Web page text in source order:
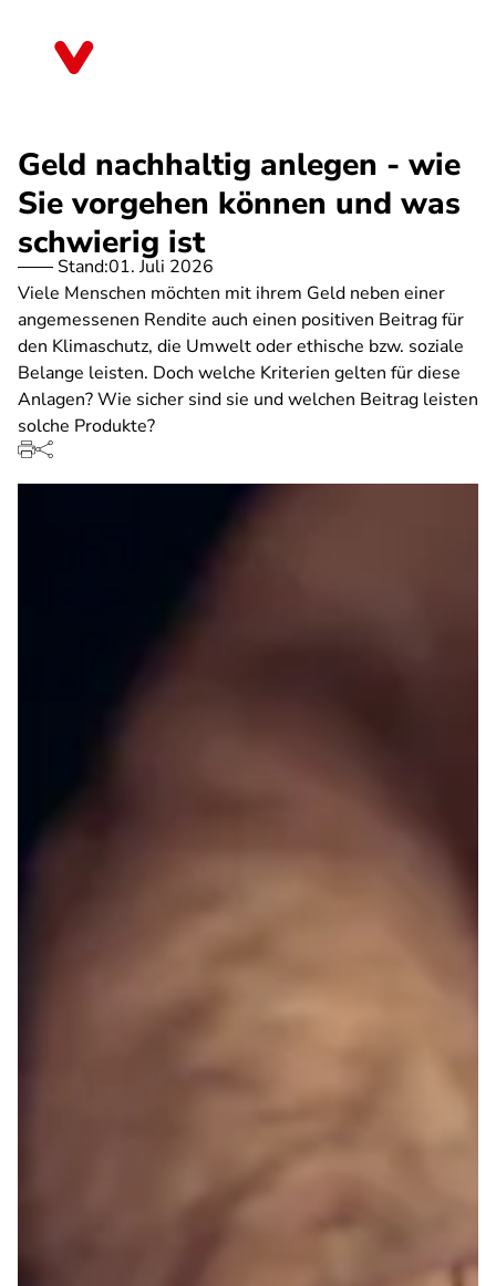
Geld nachhaltig anlegen - wie
Sie vorgehen können und was
schwierig ist
Stand:01. Juli 2026
Viele Menschen möchten mit ihrem Geld neben einer
angemessenen Rendite auch einen positiven Beitrag für
den Klimaschutz, die Umwelt oder ethische bzw. soziale
Belange leisten. Doch welche Kriterien gelten für diese
Anlagen? Wie sicher sind sie und welchen Beitrag leisten
solche Produkte?